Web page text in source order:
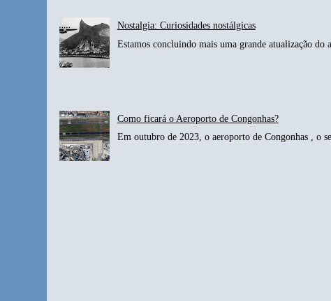
Nostalgia: Curiosidades nostálgicas
Estamos concluindo mais uma grande atualização
Como ficará o Aeroporto de Congonhas?
Em outubro de 2023, o aeroporto de Congonhas , o